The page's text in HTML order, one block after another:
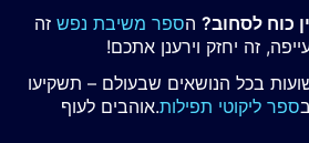
כוח לסחוב? הספר משיבת נפש זה
זה יחזק וירענן אתכם!
בכל הנושאים שבעולם – תשקיעו
ספר ליקוטי תפילות.אוהבים לעוף